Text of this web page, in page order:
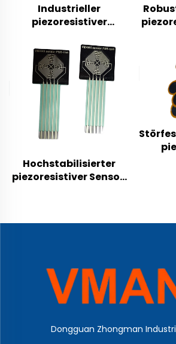
Industrieller
piezoresistiver
hochpräziser Wandler
für Maschinen,
Hydrauliksysteme,
Automatisierungsausrüstung
sowie industrielle Prüf-
und
Überwachungsanwendungen
und
Hochstabilisierter
piezoresistiver Sensor,
Dongguan Zhongman